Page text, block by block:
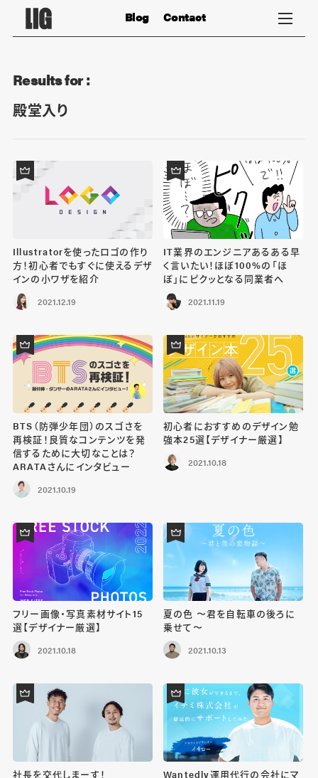
Contact
Blog
Results for :
殿堂入り
Illustratorを使ったロゴの作り
方！初心者でもすぐに使えるデザ
インの小ワザを紹介
2021.12.19
IT業界のエンジニアあるある早
く言いたい！ほぼ100%の「ほ
ぼ」にピクッとなる同業者へ
2021.11.19
BTS（防弾少年団）のスゴさを
再検証！良質なコンテンツを発
信するために大切なことは？
ARATAさんにインタビュー
2021.10.19
初心者におすすめのデザイン勉
強本25選【デザイナー厳選】
2021.10.18
フリー画像・写真素材サイト15
選【デザイナー厳選】
2021.10.18
夏の色 〜君を自転車の後ろに
乗せて〜
2021.10.13
社長を交代しまーす！
Wantedly運用代行の会社にマ